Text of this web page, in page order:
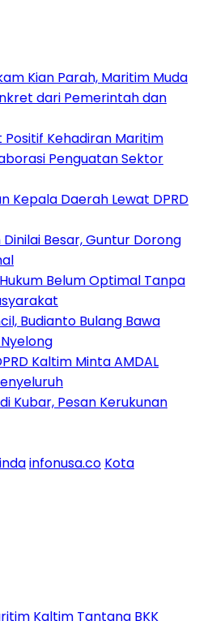
Kian Parah, Maritim Muda
dari Pemerintah dan
Positif Kehadiran Maritim
Penguatan Sektor
Kepala Daerah Lewat DPRD
Besar, Guntur Dorong
Belum Optimal Tanpa
Budianto Bulang Bawa
Kaltim Minta AMDAL
Kubar, Pesan Kerukunan
infonusa.co Kota
Kaltim Tantang BKK